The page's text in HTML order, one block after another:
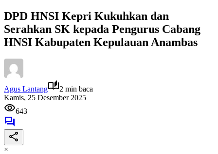
DPD HNSI Kepri Kukuhkan dan
Serahkan SK kepada Pengurus Cabang
HNSI Kabupaten Kepulauan Anambas
Agus Lantang
2 min baca
Kamis, 25 Desember 2025
643
×